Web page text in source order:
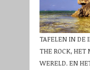
TAFELEN IN DE
THE ROCK, HET
WERELD. EN